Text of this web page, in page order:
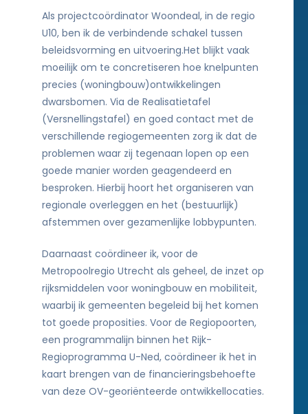
Als projectcoördinator Woondeal, in de regio
U10, ben ik de verbindende schakel tussen
beleidsvorming en uitvoering.Het blijkt vaak
moeilijk om te concretiseren hoe knelpunten
precies (woningbouw)ontwikkelingen
dwarsbomen. Via de Realisatietafel
(Versnellingstafel) en goed contact met de
verschillende regiogemeenten zorg ik dat de
problemen waar zij tegenaan lopen op een
goede manier worden geagendeerd en
besproken. Hierbij hoort het organiseren van
regionale overleggen en het (bestuurlijk)
afstemmen over gezamenlijke lobbypunten.
Daarnaast coördineer ik, voor de
Metropoolregio Utrecht als geheel, de inzet op
rijksmiddelen voor woningbouw en mobiliteit,
waarbij ik gemeenten begeleid bij het komen
tot goede proposities. Voor de Regiopoorten,
een programmalijn binnen het Rijk-
Regioprogramma U-Ned, coördineer ik het in
kaart brengen van de financieringsbehoefte
van deze OV-georiënteerde ontwikkellocaties.